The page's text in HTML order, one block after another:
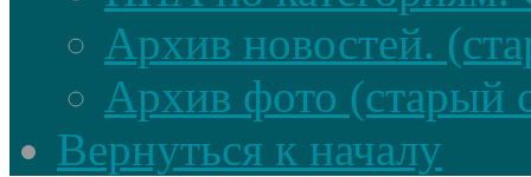
Архив новостей.
Архив фото (старый
Вернуться к началу